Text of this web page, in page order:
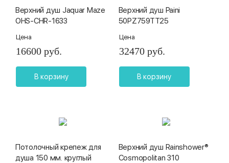
Верхний душ Jaquar Maze
OHS-CHR-1633
Цена
16600 руб.
В корзину
Верхний душ Paini
50PZ759TT25
Цена
32470 руб.
В корзину
Потолочный крепеж для
душа 150 мм. круглый
Верхний душ Rainshower®
Cosmopolitan 310